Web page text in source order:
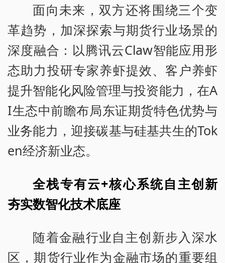
面向未来，双方还将围绕三个变
革趋势，加深探索与期货行业场景的
深度融合：以腾讯云Claw智能应用形
态助力投研专家养虾提效、客户养虾
提升智能化风险管理与投资能力，在A
I生态中前瞻布局东证期货特色优势与
业务能力，迎接碳基与硅基共生的Tok
en经济新业态。
全栈专有云+核心系统自主创新
夯实数智化技术底座
随着金融行业自主创新步入深水
区，期货行业作为金融市场的重要组